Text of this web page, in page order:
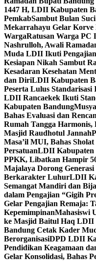
1447 H, LDII Kabupaten
PemkabSambut Bulan
Mekarrahayu Gelar Korve
WargaRatusan Warga
Nashrulloh, Awali
Muda LDII Ikuti
Kesiapan Nikah Sambut
Kesadaran Kesehatan
dan DiriLDII Kabupaten
Peserta Lulus
LDII Rancaekek Ikuti
Kabupaten Bandung
Bahas Evaluasi dan
Rumah Tangga Harmonis,
Masjid Raudhotul Jannah
Masa’il MUI, Bahas
PersatuanLDII Kabupaten
PPKK, Libatkan Hampir
Majalaya Dorong
Berkarakter LuhurLDII
Semangat Mandiri dan
dalam Pengajian “Gigih
Gelar Pengajian Remaja:
KepemimpinanMahasiswi
ke Masjid Baitul Haq LDII
Bandung Cetak Kader
BerorganisasiDPD LDII
Pendidikan Keagamaan
Gelar Konsolidasi, Bahas